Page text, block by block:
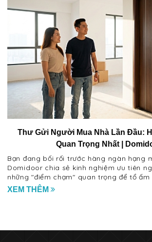
Thư Gửi Người Mua Nhà Lần Đầu:
Quan Trọng Nhất |
Bạn đang bối rối trước hàng ngàn hạng
Domidoor chia sẻ kinh nghiệm ưu tiên
những "điểm chạm" quan trọng để tổ ấm
năm.
XEM THÊM